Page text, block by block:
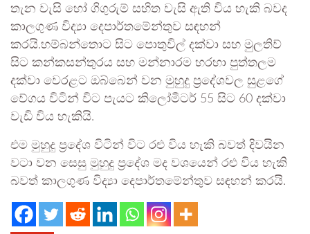
තැන වැසි හෝ ගිගුරුම් සහිත වැසි ඇති විය හැකි බවද
කාලගුණ විද්‍යා දෙපාර්තමේන්තුව සඳහන්
කරයි.හම්බන්තොට සිට පොතුවිල් දක්වා සහ මුලතිව්
සිට කන්කසන්තුරය සහ මන්නාරම හරහා පුත්තලම
දක්වා වෙරළට ඔබ්බෙන් වන මුහුදු ප්‍රදේශවල සුළගේ
වේගය විටින් විට පැයට කිලෝමීටර් 55 සිට 60 දක්වා
වැඩි විය හැකියි.
එම මුහුදු ප්‍රදේශ විටින් විට රළු විය හැකි බවත් දිවයින
වටා වන සෙසු මුහුදු ප්‍රදේශ මද වශයෙන් රළු විය හැකි
බවත් කාලගුණ විද්‍යා දෙපාර්තමේන්තුව සඳහන් කරයි.